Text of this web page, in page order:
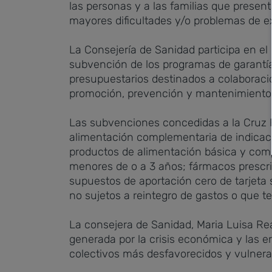
las personas y a las familias que
mayores dificultades y/o problemas de
La Consejería de Sanidad participa en
subvención de los programas de
presupuestarios destinados a
promoción, prevención y mantenimiento
Las subvenciones concedidas a la
alimentación complementaria de
productos de alimentación básica y
menores de o a 3 años; fármacos
supuestos de aportación cero de
no sujetos a reintegro de gastos o que
La consejera de Sanidad, Maria Luisa
generada por la crisis económica y las
colectivos más desfavorecidos y